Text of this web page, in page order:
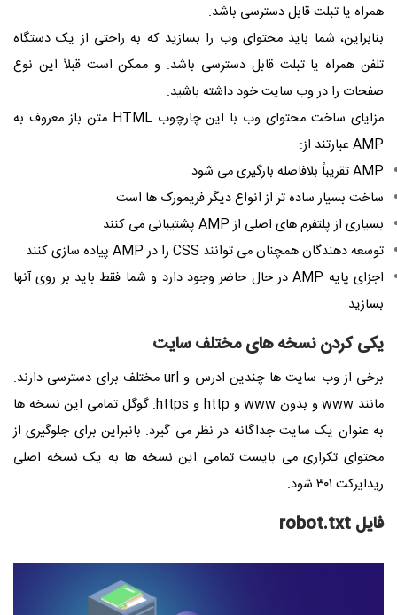
همراه یا تبلت قابل دسترسی باشد.
بنابراین، شما باید محتوای وب را بسازید که به راحتی از یک دستگاه
تلفن همراه یا تبلت قابل دسترسی باشد. و ممکن است قبلاً این نوع
صفحات را در وب سایت خود داشته باشید.
مزایای ساخت محتوای وب با این چارچوب HTML متن باز معروف به
AMP عبارتند از:
AMP تقریباً بلافاصله بارگیری می شود
ساخت بسیار ساده تر از انواع دیگر فریمورک ها است
بسیاری از پلتفرم های اصلی از AMP پشتیبانی می کنند
توسعه دهندگان همچنان می توانند CSS را در AMP پیاده سازی کنند
اجزای پایه AMP در حال حاضر وجود دارد و شما فقط باید بر روی آنها
بسازید
یکی کردن نسخه های مختلف سایت
برخی از وب سایت ها چندین ادرس و url مختلف برای دسترسی دارند.
مانند www و بدون www و http و https. گوگل تمامی این نسخه ها
به عنوان یک سایت جداگانه در نظر می گیرد. بانبراین برای جلوگیری از
محتوای تکراری می بایست تمامی این نسخه ها به یک نسخه اصلی
ریدایرکت ۳۰۱ شود.
فایل robot.txt